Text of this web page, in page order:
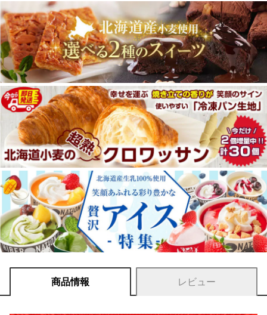
商品情報 レビュー